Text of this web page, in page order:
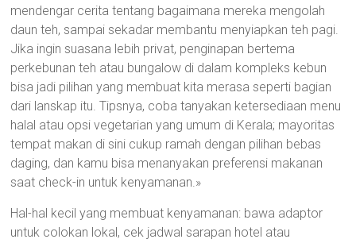
mendengar cerita tentang bagaimana mereka mengolah
daun teh, sampai sekadar membantu menyiapkan teh pagi.
Jika ingin suasana lebih privat, penginapan bertema
perkebunan teh atau bungalow di dalam kompleks kebun
bisa jadi pilihan yang membuat kita merasa seperti bagian
dari lanskap itu. Tipsnya, coba tanyakan ketersediaan menu
halal atau opsi vegetarian yang umum di Kerala; mayoritas
tempat makan di sini cukup ramah dengan pilihan bebas
daging, dan kamu bisa menanyakan preferensi makanan
saat check-in untuk kenyamanan.»
Hal-hal kecil yang membuat kenyamanan: bawa adaptor
untuk colokan lokal, cek jadwal sarapan hotel atau